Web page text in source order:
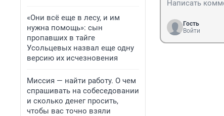
«Они всё еще в лесу, и им
нужна помощь»: сын
пропавших в тайге
Усольцевых назвал еще одну
версию их исчезновения
Миссия — найти работу. О чем
спрашивать на собеседовании
и сколько денег просить,
чтобы вас точно взяли
Гость
Войти